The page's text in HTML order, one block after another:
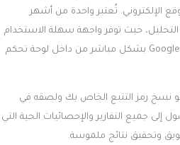
الإلكتروني. تُعتبر واحدة من أشهر
التحليل، حيث توفر واجهة سهلة الاستخدام
لمراقبة أداء الموقع عبر Google Analytics بشكل مباشر من داخل لوحة تحكم
نسخ رمز التتبع الخاص بك ولصقه في
إلى جميع التقارير والإحصائيات الحية التي
وتحقيق نتائج ملموسة.